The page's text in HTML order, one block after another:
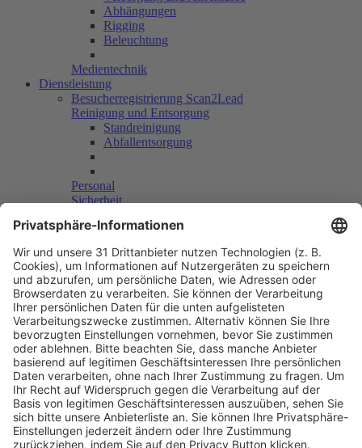
Abhängungen
Rigging
Beleuchtung
Medientechnik
Dienstleistung
Besucherregistrierung Scan2Lead
Reinigung und Entsorgung
Standreinigung
Abfallentsorgung
Personal
Sicherheit
Bewachungen
Kran- und Hebefahrzeuge
Arbeitsbühnen
Nachschubflächen
Container Stellfläche
Container Vermietung
Lagerung
Verpackung und Versand
Stellplatz Cateringfahrzeuge
Party und Catering
Catering